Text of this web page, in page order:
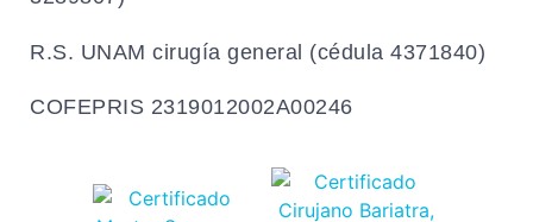
R.S. UNAM cirugía general (cédula 4371840)
COFEPRIS 2319012002A00246